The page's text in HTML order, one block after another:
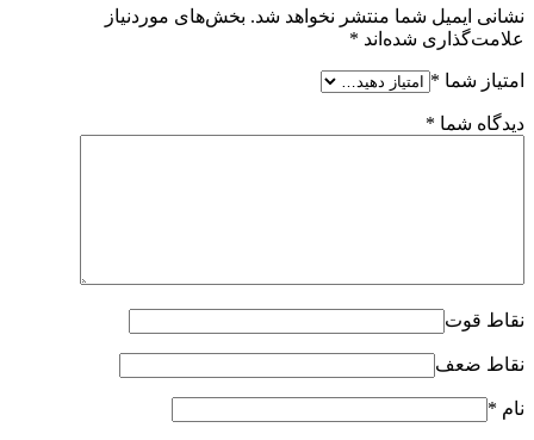
نشانی ایمیل شما منتشر نخواهد شد. بخش‌های موردنیاز
علامت‌گذاری شده‌اند *
امتیاز شما *
دیدگاه شما *
نقاط قوت
نقاط ضعف
نام *